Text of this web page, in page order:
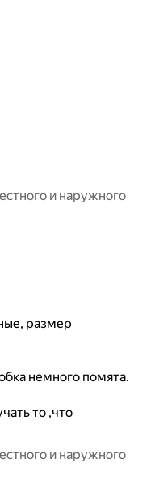
и наружного
размер
немного помята.
то ,что
и наружного